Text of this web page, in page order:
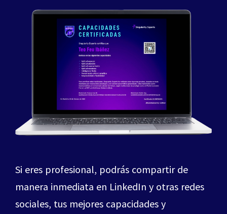
Si eres profesional, podrás compartir de
manera inmediata en LinkedIn y otras redes
sociales, tus mejores capacidades y